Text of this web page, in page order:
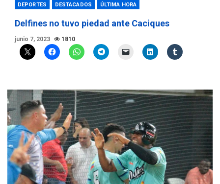
DEPORTES DESTACADOS ÚLTIMA HORA
Delfines no tuvo piedad ante Caciques
junio 7, 2023 1810